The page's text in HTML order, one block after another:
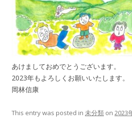
あけましておめでとうございます。
2023年もよろしくお願いいたします。
岡林信康
This entry was posted in 未分類 on 2023